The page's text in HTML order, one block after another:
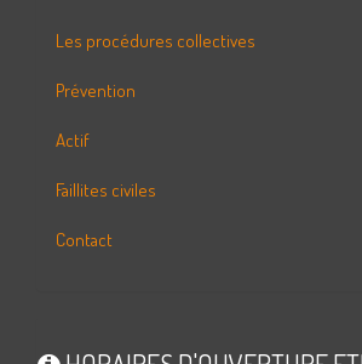
Les procédures collectives
Prévention
Actif
Faillites civiles
Contact